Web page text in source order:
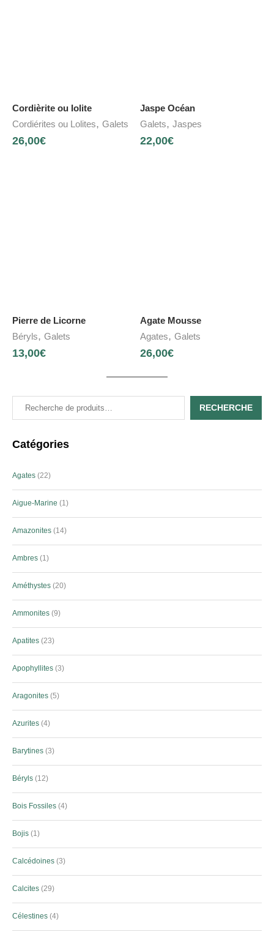
Cordièrite ou Iolite
Cordiérites ou Lolites, Galets
26,00€
Jaspe Océan
Galets, Jaspes
22,00€
Pierre de Licorne
Béryls, Galets
13,00€
Agate Mousse
Agates, Galets
26,00€
RECHERCHE
Catégories
Agates 22
Aigue-Marine 1
Amazonites 14
Ambres 1
Améthystes 20
Ammonites 9
Apatites 23
Apophyllites 3
Aragonites 5
Azurites 4
Barytines 3
Béryls 12
Bois Fossiles 4
Bojis 1
Calcédoines 3
Calcites 29
Célestines 4